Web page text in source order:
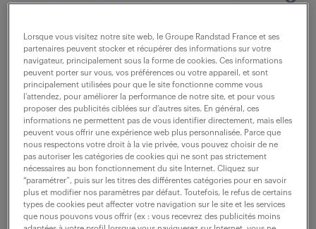
6 août 2026
Rouen (76) intérim
4 mois
27 000 - 29 000 € / an
Quel défi stimulant représente le poste de Chargé de
clientèle de banque (F/H) pour vous ? Vous serez
responsable de l'accompagnement des clients dans
un environnement bancaire, en assurant un...
Lorsque vous visitez notre site web, le Groupe Randstad France et ses
partenaires peuvent stocker et récupérer des informations sur votre
navigateur, principalement sous la forme de cookies. Ces informations
peuvent porter sur vous, vos préférences ou votre appareil, et sont
principalement utilisées pour que le site fonctionne comme vous
l’attendez, pour améliorer la performance de notre site, et pour vous
proposer des publicités ciblées sur d’autres sites. En général, ces
informations ne permettent pas de vous identifier directement, mais elles
peuvent vous offrir une expérience web plus personnalisée. Parce que
nous respectons votre droit à la vie privée, vous pouvez choisir de ne
pas autoriser les catégories de cookies qui ne sont pas strictement
nécessaires au bon fonctionnement du site Internet. Cliquez sur
“paramétrer”, puis sur les titres des différentes catégories pour en savoir
plus et modifier nos paramètres par défaut. Toutefois, le refus de certains
types de cookies peut affecter votre navigation sur le site et les services
que nous pouvons vous offrir (ex : vous recevrez des publicités moins